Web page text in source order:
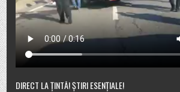
DIRECT LA ȚINTĂ! ȘTIRI ESENȚIALE!